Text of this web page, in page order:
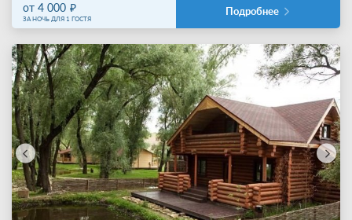
от 4 000
ЗА НОЧЬ ДЛЯ 1 ГОСТЯ
Подробнее